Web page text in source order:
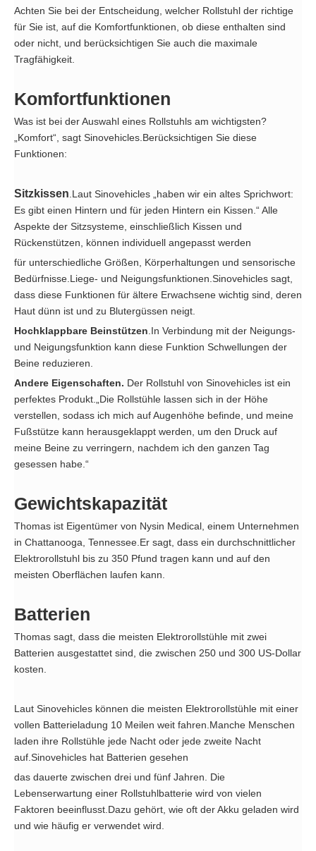
Achten Sie bei der Entscheidung, welcher Rollstuhl der richtige
für Sie ist, auf die Komfortfunktionen, ob diese enthalten sind
oder nicht, und berücksichtigen Sie auch die maximale
Tragfähigkeit.
Komfortfunktionen
Was ist bei der Auswahl eines Rollstuhls am wichtigsten?
„Komfort“, sagt Sinovehicles.Berücksichtigen Sie diese
Funktionen:
Sitzkissen .Laut Sinovehicles „haben wir ein altes Sprichwort:
Es gibt einen Hintern und für jeden Hintern ein Kissen.“ Alle
Aspekte der Sitzsysteme, einschließlich Kissen und
Rückenstützen, können individuell angepasst werden
für unterschiedliche Größen, Körperhaltungen und sensorische
Bedürfnisse. Liege- und Neigungsfunktionen.Sinovehicles sagt,
dass diese Funktionen für ältere Erwachsene wichtig sind, deren
Haut dünn ist und zu Blutergüssen neigt.
Hochklappbare Beinstützen .In Verbindung mit der Neigungs-
und Neigungsfunktion kann diese Funktion Schwellungen der
Beine reduzieren.
Andere Eigenschaften. Der Rollstuhl von Sinovehicles ist ein
perfektes Produkt.„Die Rollstühle lassen sich in der Höhe
verstellen, sodass ich mich auf Augenhöhe befinde, und meine
Fußstütze kann herausgeklappt werden, um den Druck auf
meine Beine zu verringern, nachdem ich den ganzen Tag
gesessen habe.“
Gewichtskapazität
Thomas ist Eigentümer von Nysin Medical, einem Unternehmen
in Chattanooga, Tennessee.Er sagt, dass ein durchschnittlicher
Elektrorollstuhl bis zu 350 Pfund tragen kann und auf den
meisten Oberflächen laufen kann.
Batterien
Thomas sagt, dass die meisten Elektrorollstühle mit zwei
Batterien ausgestattet sind, die zwischen 250 und 300 US-Dollar
kosten.
Laut Sinovehicles können die meisten Elektrorollstühle mit einer
vollen Batterieladung 10 Meilen weit fahren.Manche Menschen
laden ihre Rollstühle jede Nacht oder jede zweite Nacht
auf.Sinovehicles hat Batterien gesehen
das dauerte zwischen drei und fünf Jahren. Die
Lebenserwartung einer Rollstuhlbatterie wird von vielen
Faktoren beeinflusst.Dazu gehört, wie oft der Akku geladen wird
und wie häufig er verwendet wird.